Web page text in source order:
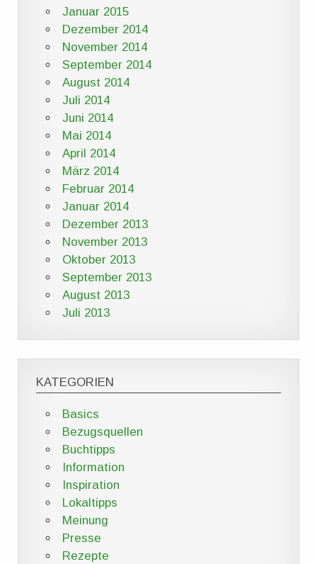
Januar 2015
Dezember 2014
November 2014
September 2014
August 2014
Juli 2014
Juni 2014
Mai 2014
April 2014
März 2014
Februar 2014
Januar 2014
Dezember 2013
November 2013
Oktober 2013
September 2013
August 2013
Juli 2013
KATEGORIEN
Basics
Bezugsquellen
Buchtipps
Information
Inspiration
Lokaltipps
Meinung
Presse
Rezepte